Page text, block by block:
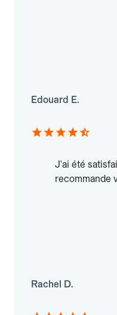
Edouard E.
J'ai été
recommande
Rachel D.